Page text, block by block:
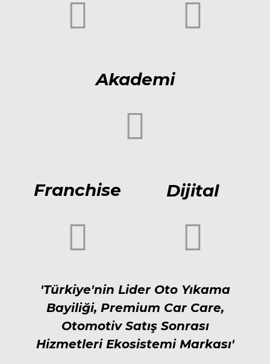
Akademi
Franchise Dijital
'Türkiye'nin Lider Oto Yıkama
Bayiliği, Premium Car Care,
Otomotiv Satış Sonrası
Hizmetleri Ekosistemi Markası'